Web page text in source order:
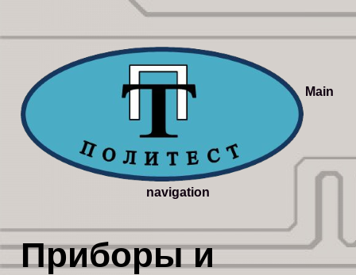
Main
navigation
Приборы и